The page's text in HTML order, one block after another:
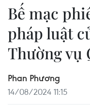
Bế mạc
pháp luật
Thường vụ
Phan Phương
14/08/2024 11:15